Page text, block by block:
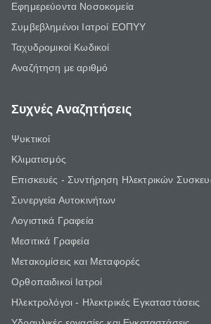
Εφημερεύοντα Νοσοκομεία
Συμβεβλημένοι Ιατροί ΕΟΠΥΥ
Ταχυδρομικοί Κωδικοί
Αναζήτηση με αριθμό
Συχνές Αναζητήσεις
Ψυκτικοί
Κλιματισμός
Επισκευές - Συντήρηση Ηλεκτρικών
Συνεργεία Αυτοκινήτων
Λογιστικά Γραφεία
Μεσιτικά Γραφεία
Μετακομίσεις και Μεταφορές
Ορθοπαιδικοί Ιατροί
Ηλεκτρολόγοι - Ηλεκτρικές Εγκαταστάσεις